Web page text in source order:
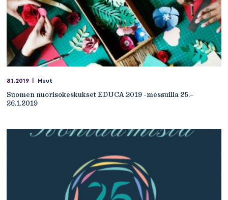
8.1.2019 Muut
Suomen nuorisokeskukset EDUCA 2019 -messuilla 25.–
26.1.2019